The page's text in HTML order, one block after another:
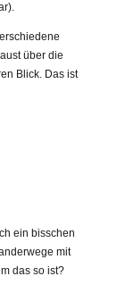
über die
Blick. Das ist
ein bisschen
mit
das so ist?